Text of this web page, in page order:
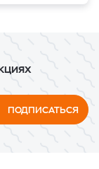
ПОДПИСАТЬСЯ